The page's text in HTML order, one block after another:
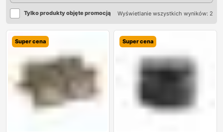
Tylko produkty objęte promocją Wyświetlanie wszystkich wyników: 2
Super cena Super cena